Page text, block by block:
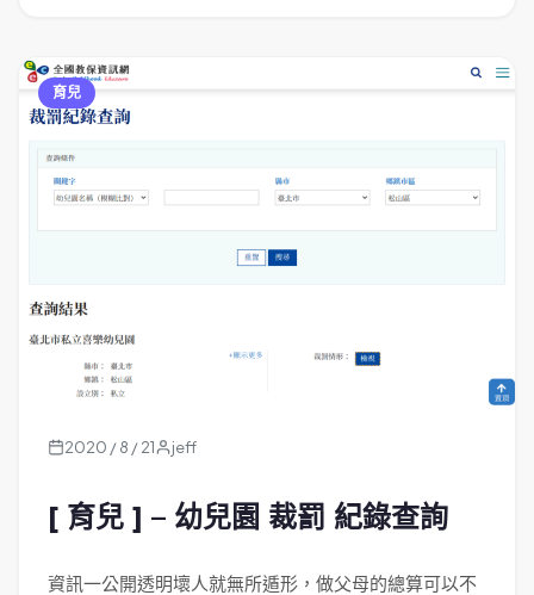
育兒
2020 / 8 / 21 jeff
[ 育兒 ] – 幼兒園 裁罰 紀錄查詢
資訊一公開透明壞人就無所遁形，做父母的總算可以不